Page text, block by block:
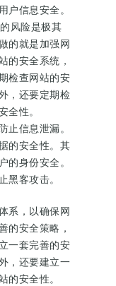
户信息安全。
风险是极其
的就是加强网
的安全系统，
检查网站的安
，还要定期检
全性。
止信息泄漏。
的安全性。其
的身份安全。
黑客攻击。
系，以确保网
的安全策略，
一套完善的安
，还要建立一
的安全性。